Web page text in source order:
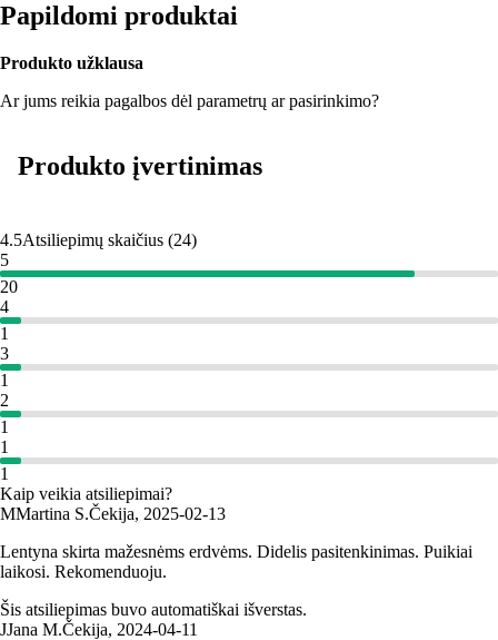
Papildomi produktai
Produkto užklausa
Ar jums reikia pagalbos dėl parametrų ar pasirinkimo?
Produkto įvertinimas
4.5Atsiliepimų skaičius (24)
5
20
4
1
3
1
2
1
1
1
Kaip veikia atsiliepimai?
MMartina S.Čekija, 2025‑02‑13
Lentyna skirta mažesnėms erdvėms. Didelis pasitenkinimas. Puikiai
laikosi. Rekomenduoju.
Šis atsiliepimas buvo automatiškai išverstas.
JJana M.Čekija, 2024‑04‑11